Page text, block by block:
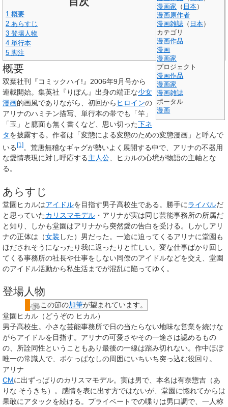
漫画家 （ 日本）
漫画原作者
漫画雑誌 （ 日本）
カテゴリ
漫画作品
漫画
漫画家
プロジェクト
漫画作品
漫画家
漫画雑誌
ポータル
漫画
1 概要
2 あらすじ
3 登場人物
4 単行本
5 脚注
概要
双葉社刊『コミックハイ!』2006年9月号から
連載開始。集英社『りぼん』出身の端正な少女
漫画的画風でありながら、初回から ヒロインの
アリナのハミチン描写、単行本の帯でも「竿」
「玉」と臆面も無く書くなど、思い切った下ネ
タを披露する。作者は「変態による変態のための変態漫画」と呼んで
いる[1]
。荒唐無稽なギャグが勢いよく展開する中で、アリナの不器用
な愛情表現に対し呼応する主人公 、ヒカルの心境が物語の主軸とな
る。
あらすじ
堂園ヒカルはアイドルを目指す男子高校生である。勝手にライバルだ
と思っていたカリスマモデル ・アリナが実は同じ芸能事務所の所属だ
と知り、しかも堂園はアリナから突然愛の告白を受ける。しかしアリ
ナの正体は（女装 した）男だった。一途に迫ってくるアリナに堂園も
ほだされそうになったり我に返ったりと忙しい。変な仕事ばかり回し
てくる事務所の社長や仕事をしない同僚のアイドルなどを交え、堂園
のアイドル活動から私生活までが混乱に陥ってゆく。
登場人物
この節の加筆が望まれています。
堂園ヒカル（どうぞの ヒカル）
男子高校生。小さな芸能事務所で日の当たらない地味な営業を続けな
がらアイドルを目指す。アリナの可愛さやその一途さは認めるもの
の、所詮同性ということもあり最後の一線は踏み切れない。作中ほぼ
唯一の常識人で、ボケっぱなしの周囲にいちいち突っ込む役回り。
アリナ
CMに出ずっぱりのカリスマモデル。実は男で、本名は有奈惣吉（あ
りな そうきち） 。感情を表に出す方ではないが、堂園に惚れてからは
果敢にアタックを続ける。プライベートでの喋りは男口調で、一人称